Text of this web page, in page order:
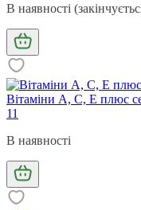
В наявності
Вітаміни А, С, Е плюс
11
В наявності